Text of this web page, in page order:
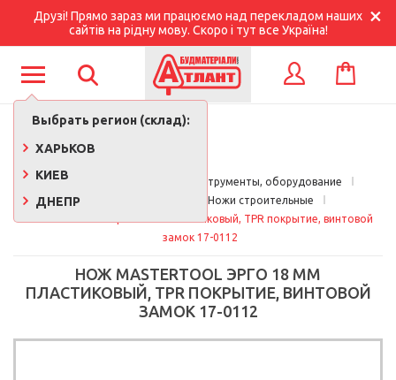
Друзі! Прямо зараз ми працюємо над перекладом наших
сайтів на рідну мову. Скоро і тут все Україна!
Выбрать регион (склад):
ХАРЬКОВ
КИЕВ
ДНЕПР
КОРЗИНА
Главная
Строительные инструменты, оборудование
Ножи строительные
Нож Mastertool Эрго 18 мм пластиковый, TPR покрытие, винтовой
замок 17-0112
НОЖ MASTERTOOL ЭРГО 18 ММ
ПЛАСТИКОВЫЙ, TPR ПОКРЫТИЕ, ВИНТОВОЙ
ЗАМОК 17-0112